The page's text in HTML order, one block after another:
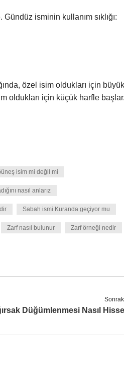
isminin kullanım sıklığı:
özel isim oldukları için büyük
oldukları için küçük harfle başlar.
isim mi değil mi
nasıl anlarız
Sabah ismi Kuranda geçiyor mu
Zarf nasıl bulunur Zarf örneği nedir
Düğümlenmesi Nasıl